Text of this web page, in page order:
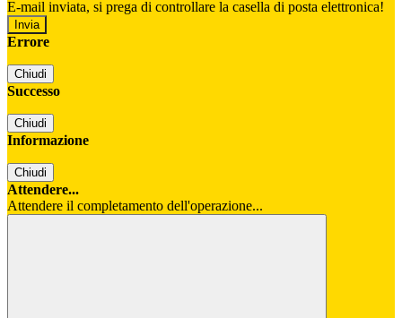
E-mail inviata, si prega di controllare la casella di posta elettronica!
Errore
Chiudi
Successo
Chiudi
Informazione
Chiudi
Attendere...
Attendere il completamento dell'operazione...